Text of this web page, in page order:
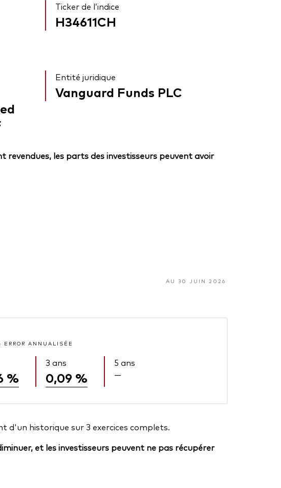
Ticker de l’indice
H34611CH
Entité juridique
Vanguard Funds PLC
les parts des investisseurs peuvent avoir
AU 30 JUIN 2026
ERROR ANNUALISÉE
%
3 ans
0,09 %
5 ans
—
d'un historique sur 3 exercices complets.
et les investisseurs peuvent ne pas récupérer